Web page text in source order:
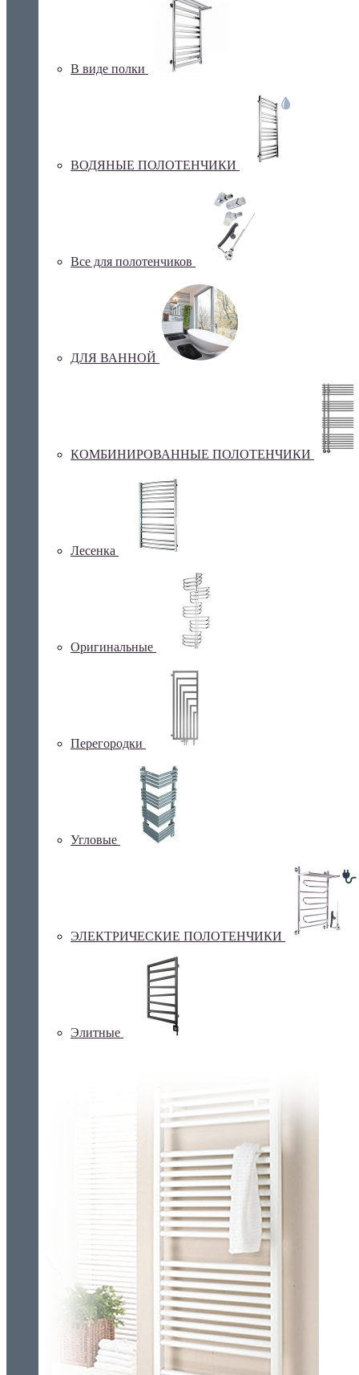
В виде полки
ВОДЯНЫЕ ПОЛОТЕНЧИКИ
Все для полотенчиков
ДЛЯ ВАННОЙ
КОМБИНИРОВАННЫЕ ПОЛОТЕНЧИКИ
Лесенка
Оригинальные
Перегородки
Угловые
ЭЛЕКТРИЧЕСКИЕ ПОЛОТЕНЧИКИ
Элитные